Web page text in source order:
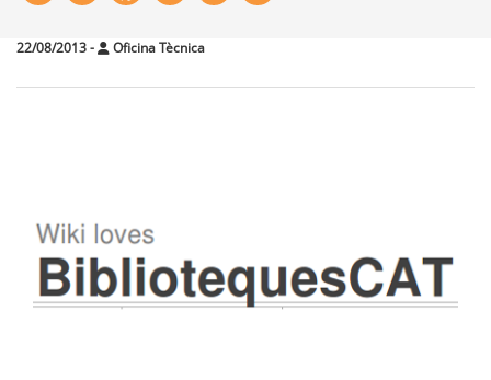
22/08/2013- Oficina Tècnica